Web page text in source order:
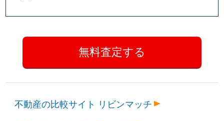
不動産の比較サイト リビンマッチ